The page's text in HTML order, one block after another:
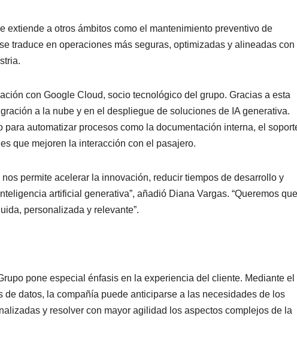
extiende a otros ámbitos como el mantenimiento preventivo de
traduce en operaciones más seguras, optimizadas y alineadas con
con Google Cloud, socio tecnológico del grupo. Gracias a esta
a la nube y en el despliegue de soluciones de IA generativa.
para automatizar procesos como la documentación interna, el
que mejoren la interacción con el pasajero.
permite acelerar la innovación, reducir tiempos de desarrollo y
artificial generativa”, añadió Diana Vargas. “Queremos que
personalizada y relevante”.
pone especial énfasis en la experiencia del cliente. Mediante el
datos, la compañía puede anticiparse a las necesidades de los
y resolver con mayor agilidad los aspectos complejos de la